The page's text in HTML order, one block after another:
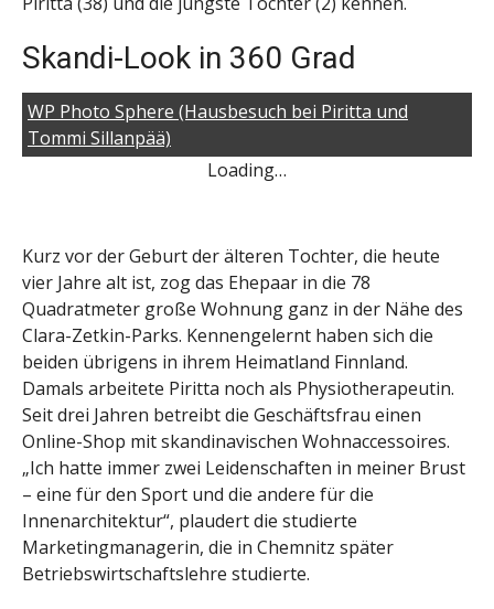
Skandi-Look in 360 Grad
WP Photo Sphere (Hausbesuch bei Piritta und
Tommi Sillanpää)
Loading…
Kurz vor der Geburt der älteren Tochter, die heute
vier Jahre alt ist, zog das Ehepaar in die 78
Quadratmeter große Wohnung ganz in der Nähe des
Clara-Zetkin-Parks. Kennengelernt haben sich die
beiden übrigens in ihrem Heimatland Finnland.
Damals arbeitete Piritta noch als Physiotherapeutin.
Seit drei Jahren betreibt die Geschäftsfrau einen
Online-Shop mit skandinavischen Wohnaccessoires.
„Ich hatte immer zwei Leidenschaften in meiner Brust
– eine für den Sport und die andere für die
Innenarchitektur“, plaudert die studierte
Marketingmanagerin, die in Chemnitz später
Betriebswirtschaftslehre studierte.